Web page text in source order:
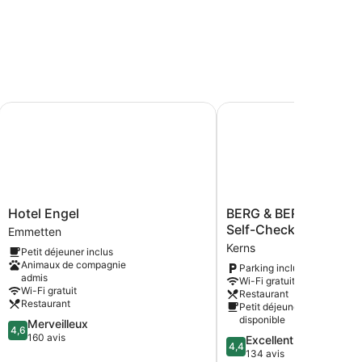
Hotel
Engel
Emmetten
Hotel Engel
Emmetten
Petit déjeuner inclus
Animaux de compagnie
admis
Wi-Fi gratuit
Restaurant
4.6
sur
4,6 Merveilleux
160 avis
Hotel Engel
BERG
&
BERG
HOTEL
Kerns
-
Self-
Check-
Kerns
BERG & BERG
Self-Check-in
Kerns
Parking inclus
Wi-Fi gratuit
Restaurant
Petit déjeuner
disponible
4.4
sur
4,4 Excellent
134 avis
BERG & BERG HOTEL